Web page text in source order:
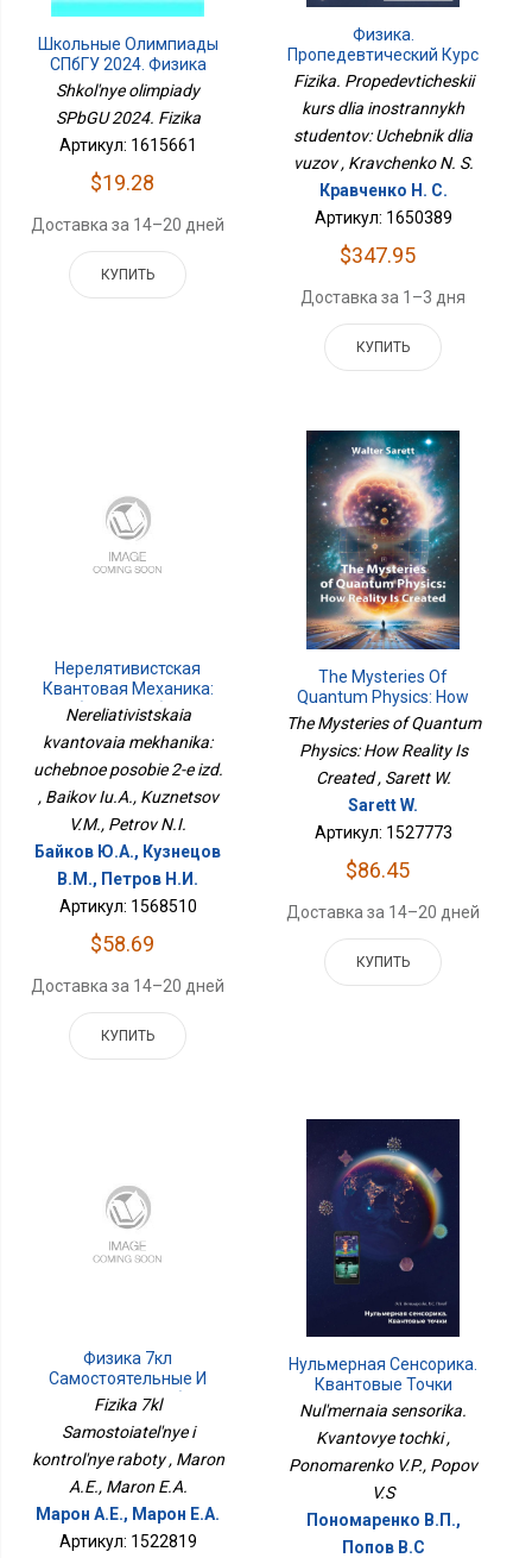
Школьные Олимпиады
СПбГУ 2024. Физика
Shkol'nye olimpiady
SPbGU 2024. Fizika
Артикул: 1615661
$19.28
Доставка за 14–20 дней
КУПИТЬ
Физика.
Пропедевтический Курс
Для Иностранных
Студентов: Учебник Для
Вузов
Fizika. Propedevticheskii
kurs dlia inostrannykh
studentov: Uchebnik dlia
vuzov , Kravchenko N. S.
Кравченко Н. С.
Артикул: 1650389
$347.95
Доставка за 1–3 дня
КУПИТЬ
Нерелятивистская
Квантовая Механика:
Учебное Пособие 2-Е
Nereliativistskaia
kvantovaia mekhanika:
uchebnoe posobie 2-e izd.
, Baikov Iu.A., Kuznetsov
V.M., Petrov N.I.
Байков Ю.А., Кузнецов
В.М., Петров Н.И.
Артикул: 1568510
$58.69
Доставка за 14–20 дней
КУПИТЬ
The Mysteries Of
Quantum Physics: How
Reality Is Created
The Mysteries of Quantum
Physics: How Reality Is
Created , Sarett W.
Sarett W.
Артикул: 1527773
$86.45
Доставка за 14–20 дней
КУПИТЬ
Физика 7кл
Самостоятельные И
Контрольные Работы
Fizika 7kl
Samostoiatel'nye i
kontrol'nye raboty , Maron
A.E., Maron E.A.
Марон А.Е., Марон Е.А.
Артикул: 1522819
Нульмерная Сенсорика.
Квантовые Точки
Nul'mernaia sensorika.
Kvantovye tochki ,
Ponomarenko V.P., Popov
V.S
Пономаренко В.П.,
Попов В.С